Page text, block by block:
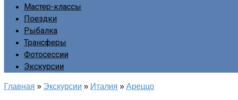
Мастер-классы
Поездки
Рыбалка
Трансферы
Фотосессии
Экскурсии
Главная » Экскурсии » Италия » Ареццо